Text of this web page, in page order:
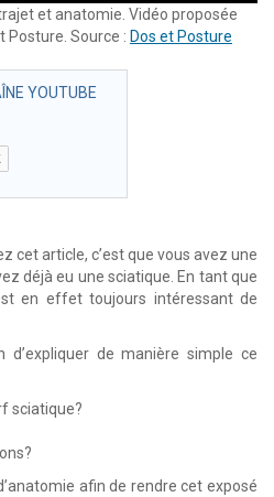
et anatomie. Vidéo proposée
Posture. Source : Dos et Posture
YOUTUBE
cet article, c’est que vous avez une
déjà eu une sciatique. En tant que
en effet toujours intéressant de
de manière simple ce
sciatique?
afin de rendre cet exposé